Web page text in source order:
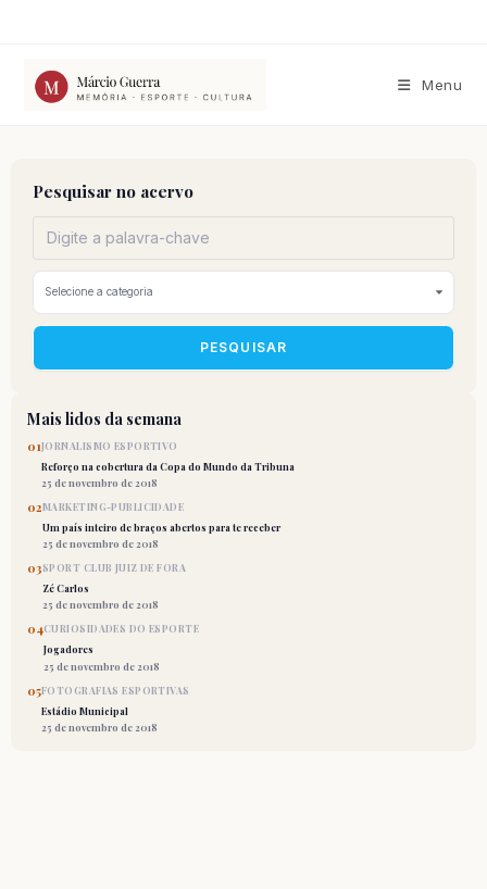
conteúdo
Menu
Pesquisar no acervo
PESQUISAR
Mais lidos da semana
01JORNALISMO ESPORTIVO
Reforço na cobertura da Copa do Mundo da Tribuna
25 de novembro de 2018
02MARKETING-PUBLICIDADE
Um país inteiro de braços abertos para te receber
25 de novembro de 2018
03SPORT CLUB JUIZ DE FORA
Zé Carlos
25 de novembro de 2018
04CURIOSIDADES DO ESPORTE
Jogadores
25 de novembro de 2018
05FOTOGRAFIAS ESPORTIVAS
Estádio Municipal
25 de novembro de 2018